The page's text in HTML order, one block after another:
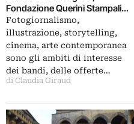
Fondazione Querini Stampalia,
Milano-Bicocca
Fotogiornalismo,
illustrazione, storytelling,
cinema, arte contemporanea
sono gli ambiti di interesse
dei bandi, delle offerte…
di Claudia Giraud